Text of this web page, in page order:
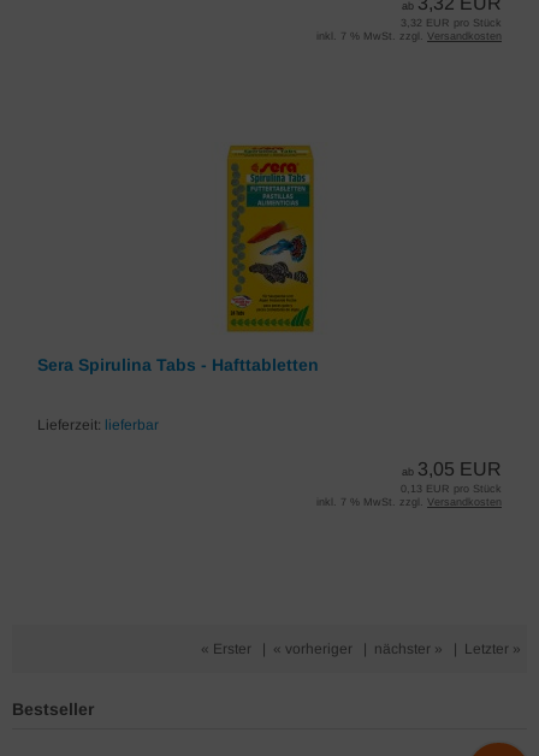
ab
3,32 EUR pro Stück
inkl. 7 % MwSt. zzgl. Versandkosten
Sera Spirulina Tabs - Hafttabletten
Lieferzeit: lieferbar
ab 3,05 EUR
0,13 EUR pro Stück
inkl. 7 % MwSt. zzgl. Versandkosten
« Erster « vorheriger nächster » Letzter »
Bestseller